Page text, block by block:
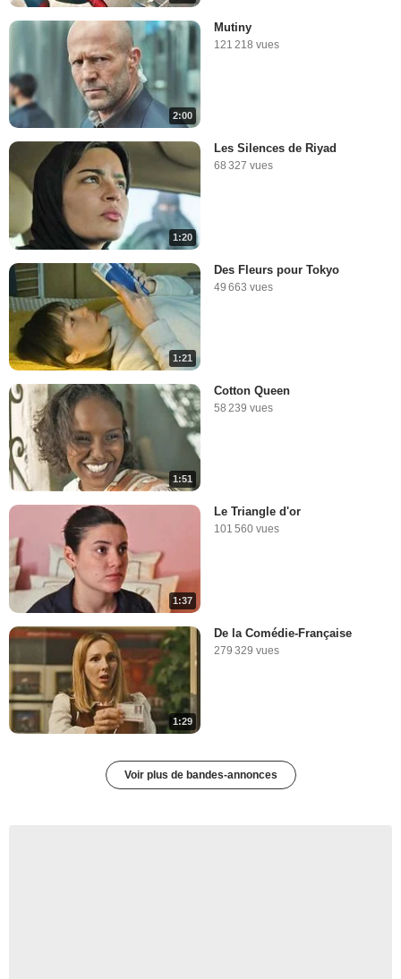
2:00
Mutiny
121 218 vues
1:20
Les Silences de Riyad
68 327 vues
1:21
Des Fleurs pour Tokyo
49 663 vues
1:51
Cotton Queen
58 239 vues
1:37
Le Triangle d'or
101 560 vues
1:29
De la Comédie-Française
279 329 vues
Voir plus de bandes-annonces